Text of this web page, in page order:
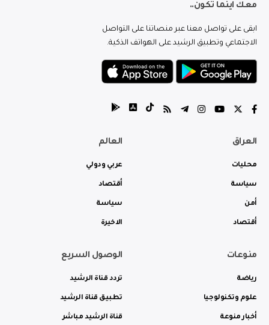
معك اينما تكون..
ابقى على تواصل معنا عبر منصاتنا على التواصل
الاجتماعي وتطبيق الرشيد على الهواتف الذكية.
العراق
محليات
سياسة
أمن
أقتصاد
العالم
عربي ودولي
أقتصاد
سياسة
الاخيرة
منوعات
رياضة
علوم وتكنولوجيا
أخبار منوعة
الوصول السريع
تردد قناة الرشيد
تطبيق قناة الرشيد
قناة الرشيد مباشر